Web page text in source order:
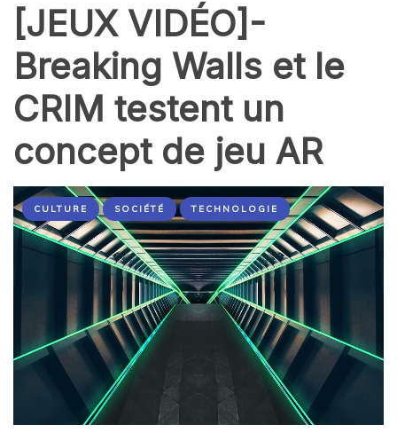
[JEUX VIDÉO]-
Breaking Walls et le
CRIM testent un
concept de jeu AR
CULTURE SOCIÉTÉ TECHNOLOGIE